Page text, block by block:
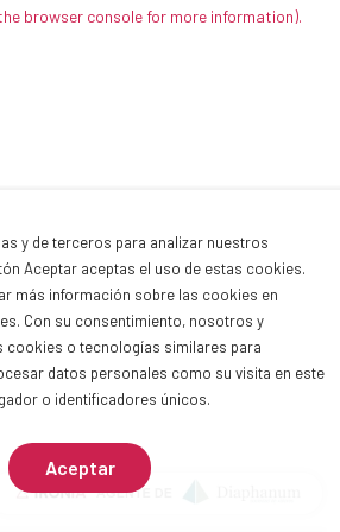
browser console for more information).
y de terceros para analizar nuestros
Aceptar aceptas el uso de estas cookies.
más información sobre las cookies en
. Con su consentimiento, nosotros y
o tecnologías similares para
datos personales como su visita en este
o identificadores únicos.
Aceptar